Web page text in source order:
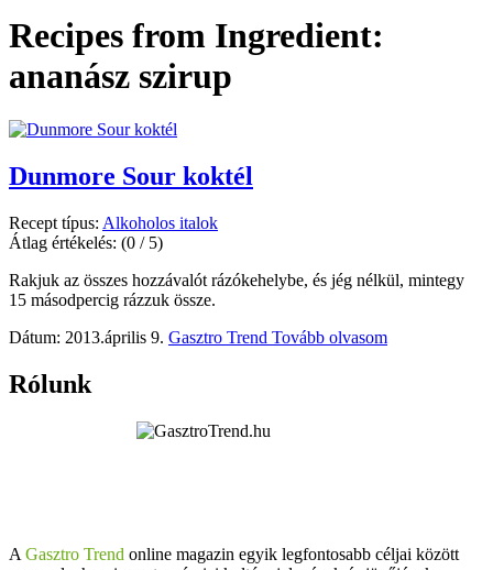
Recipes from Ingredient:
ananász szirup
Dunmore Sour koktél
Recept típus: Alkoholos italok
Átlag értékelés: (0 / 5)
Rakjuk az összes hozzávalót rázókehelybe, és jég nélkül, mintegy
15 másodpercig rázzuk össze.
Dátum: 2013.április 9. Gasztro Trend Tovább olvasom
Rólunk
A Gasztro Trend online magazin egyik legfontosabb céljai között